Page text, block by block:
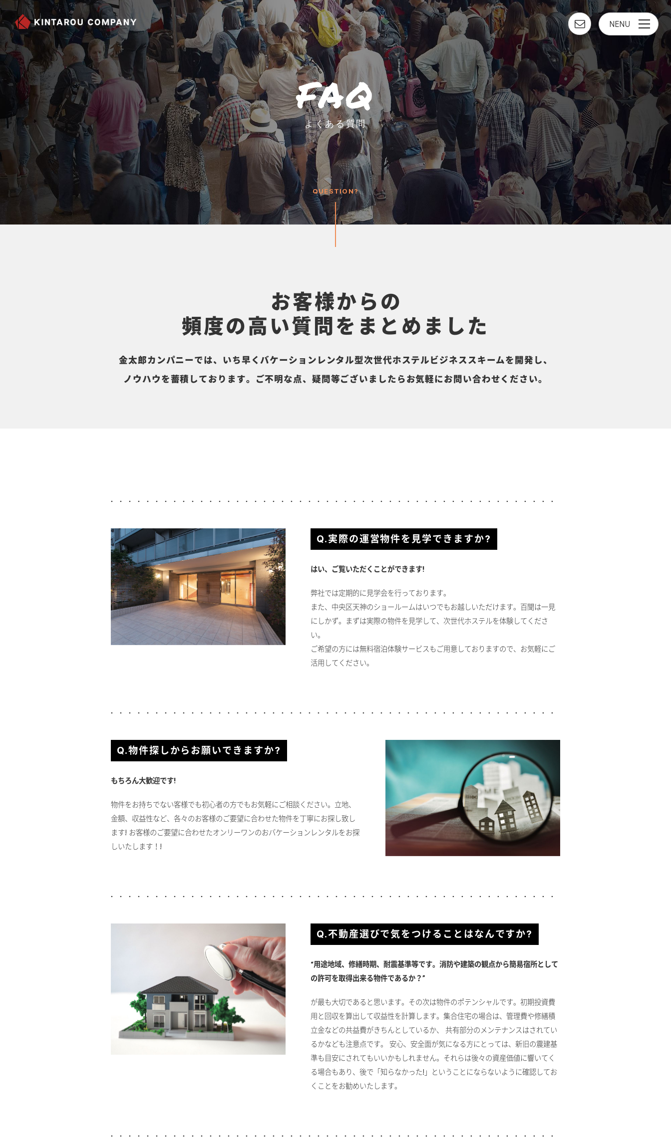
FAQ
よくある質問
QUESTION?
NENU
toggle
お客様からの
頻度の高い質問を まとめました
金太郎カンパニーでは、 いち早くバケーションレンタル型次世代ホステルビジネススキームを開発し、
ノウハウを蓄積しております。
ご不明な点、疑問等ございましたらお気軽にお問い合わせください。
Q.実際の運営物件を見学できますか?
はい、ご覧いただくことができます!
弊社では定期的に見学会を行っております。
また、中央区天神のショールームはいつでもお越しいただけます。百聞は一見
にしかず。まずは実際の物件を見学して、次世代ホステルを体験してくださ
い。
ご希望の方には無料宿泊体験サービスもご用意しておりますので、お気軽にご
活用してください。
Q.物件探しからお願いできますか?
もちろん大歓迎です!
物件をお持ちでない客様でも初心者の方でもお気軽にご相談ください。立地、
金額、収益性など、各々のお客様のご要望に合わせた物件を丁寧にお探し致し
ます! お客様のご要望に合わせたオンリーワンのおバケーションレンタルをお探
しいたします！!
Q.不動産選びで気をつけることはなんですか?
“用途地域、修繕時期、耐震基準等です。消防や建築の観点から簡易宿所として
の許可を取得出来る物件であるか？”
が最も大切であると思います。その次は物件のポテンシャルです。初期投資費
用と回収を算出して収益性を計算します。集合住宅の場合は、管理費や修繕積
立金などの共益費がきちんとしているか、 共有部分のメンテナンスはされてい
るかなども注意点です。 安心、安全面が気になる方にとっては、新旧の震建基
準も目安にされてもいいかもしれません。それらは後々の資産価値に響いてく
る場合もあり、後で「知らなかった!」ということにならないように確認してお
くことをお勧めいたします。